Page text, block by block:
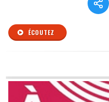
ÉCOUTEZ